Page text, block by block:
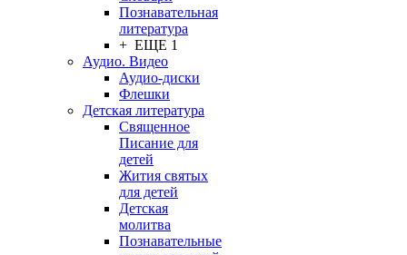
Познавательная
литература
+ ЕЩЕ 1
Аудио. Видео
Аудио-диски
Флешки
Детская литература
Священное
Писание для
детей
Жития святых
для детей
Детская
молитва
Познавательные